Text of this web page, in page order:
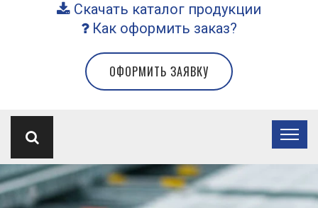
Скачать каталог продукции
Как оформить заказ?
ОФОРМИТЬ ЗАЯВКУ